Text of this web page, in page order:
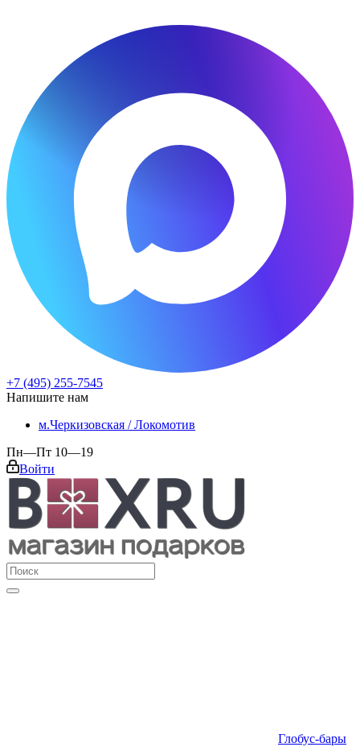
+7 (495) 255-7545
Напишите нам
м.Черкизовская / Локомотив
Пн—Пт 10—19
Войти
Глобус-бары